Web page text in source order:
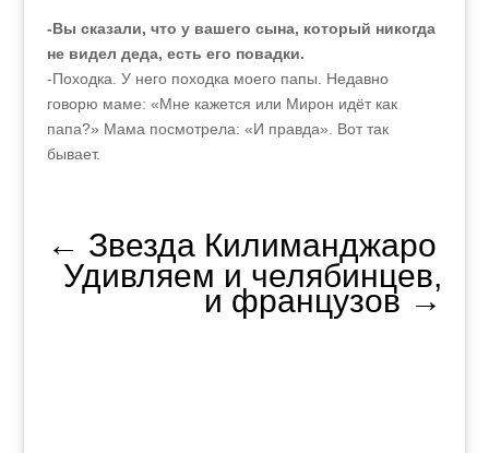
-Вы сказали, что у вашего сына, который никогда
не видел деда, есть его повадки.
-Походка. У него походка моего папы. Недавно
говорю маме: «Мне кажется или Мирон идёт как
папа?» Мама посмотрела: «И правда». Вот так
бывает.
← Звезда Килиманджаро
Удивляем и челябинцев,
и французов →